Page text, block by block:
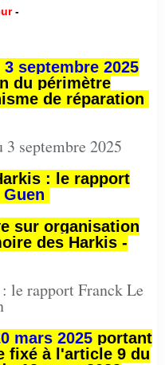
-
3 septembre 2025
du périmètre
de réparation
septembre 2025
: le rapport
sur organisation
des Harkis -
le rapport Franck Le
mars 2025portant
fixé à l'article 9 du